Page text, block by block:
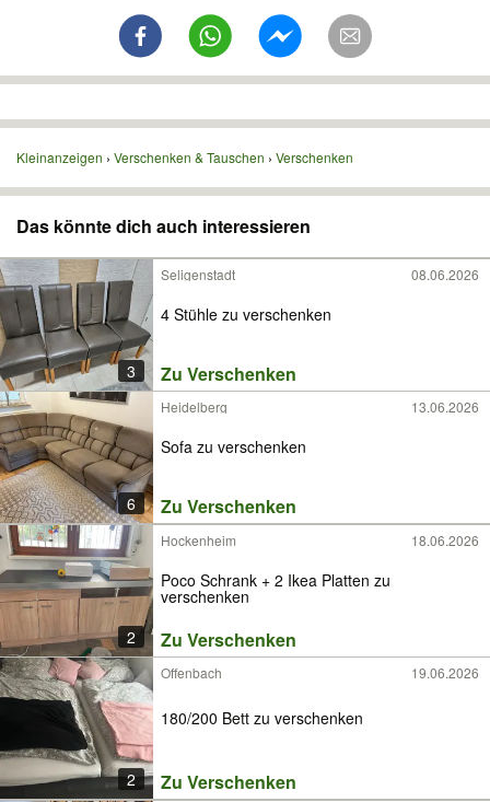
Kleinanzeigen Verschenken & Tauschen Verschenken
Das könnte dich auch interessieren
3
Seligenstadt 08.06.2026
4 Stühle zu verschenken
Zu Verschenken
6
Heidelberg 13.06.2026
Sofa zu verschenken
Zu Verschenken
2
Hockenheim 18.06.2026
Poco Schrank + 2 Ikea Platten zu
verschenken
Zu Verschenken
2
Offenbach 19.06.2026
180/200 Bett zu verschenken
Zu Verschenken